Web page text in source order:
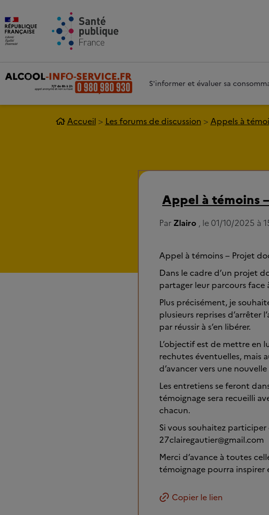
S'informer et évaluer sa
Accueil Les forums de discussion Appels à
Appel à témoins
Par Zlairo , le 01/10/2025 à
Appel à témoins – Projet
Dans le cadre d’un projet
partager leur parcours face
Plus précisément, je
plusieurs reprises d’arrêter
par réussir à s’en libérer.
L’objectif est de mettre en
rechutes éventuelles, mais
d’avancer vers une nouvelle
Les entretiens se feront
témoignage sera recueilli
chacun.
Si vous souhaitez
27clairegautier@gmail.com
Merci d’avance à toutes
témoignage pourra inspirer
Copier le lien